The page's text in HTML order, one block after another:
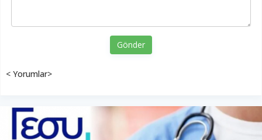
Gönder
< Yorumlar>